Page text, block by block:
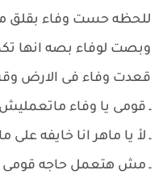
للحظه حست وفاء بقلق
وبصت لوفاء بصه انها
قعدت وفاء فى الارض
ـ قومى يا وفاء
ـ لأ يا ماهر انا خايفه على
ـ مش هتعمل حاجه قومى